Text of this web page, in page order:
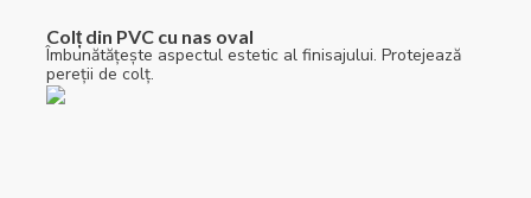
Colț din PVC cu nas oval
Îmbunătățește aspectul estetic al finisajului. Protejează
pereții de colț.